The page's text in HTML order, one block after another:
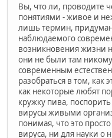
Вы, что ли, проводите
понятиями - живое и
лишь термин,
наблюдаемого
возникновения жизни
они не были там
современным
разобраться в том, как
как некоторые любят
кружку пива, поспорить
вирусы живыми
понимая, что это
вируса, ни для науки о